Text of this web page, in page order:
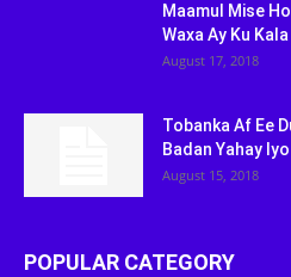
Maamul Mise
Waxa Ay Ku
August 17, 2018
Tobanka Af Ee
Badan Yahay
August 15, 2018
POPULAR CATEGORY